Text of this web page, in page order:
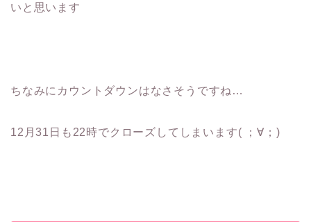
いと思います
ちなみにカウントダウンはなさそうですね…
12月31日も22時でクローズしてしまいます( ；∀；)